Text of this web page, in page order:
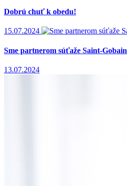
Dobrú chuť k obedu!
15.07.2024
Sme partnerom súťaže Saint-Gobain
13.07.2024